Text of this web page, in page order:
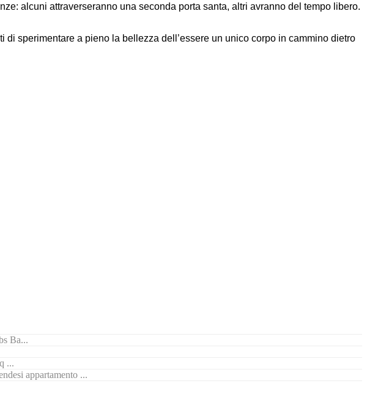
alcuni attraverseranno una seconda porta santa, altri avranno del tempo libero.
sperimentare a pieno la bellezza dell’essere un unico corpo in cammino dietro
Ba...
...
appartamento ...